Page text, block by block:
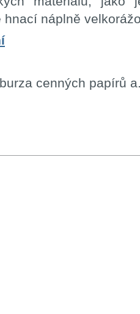
hnací náplně
cenných papírů